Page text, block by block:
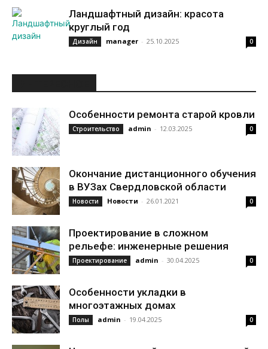
Ландшафтный дизайн: красота
круглый год
Дизайн manager - 25.10.2025 0
Особенности ремонта старой кровли
Строительство admin - 12.03.2025 0
Окончание дистанционного обучения
в ВУЗах Свердловской области
Новости Новости - 26.01.2021 0
Проектирование в сложном
рельефе: инженерные решения
Проектирование admin - 30.04.2025 0
Особенности укладки в
многоэтажных домах
Полы admin - 19.04.2025 0